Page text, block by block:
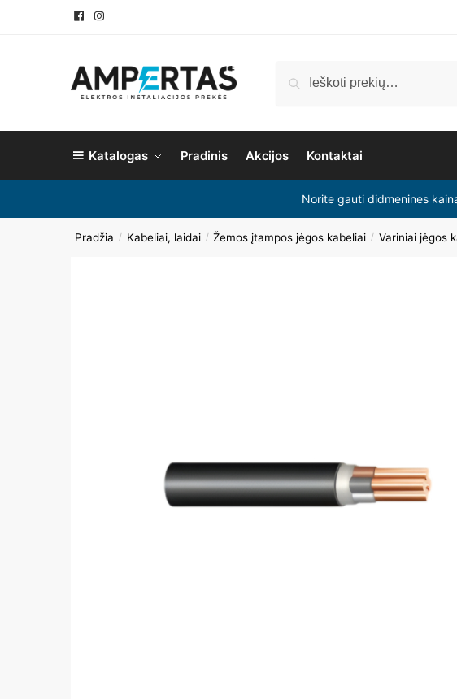
Katalogas Pradinis Akcijos Kontaktai
Norite gauti didmenines
Pradžia / Kabeliai, laidai / Žemos įtampos jėgos kabeliai / Variniai jėgos